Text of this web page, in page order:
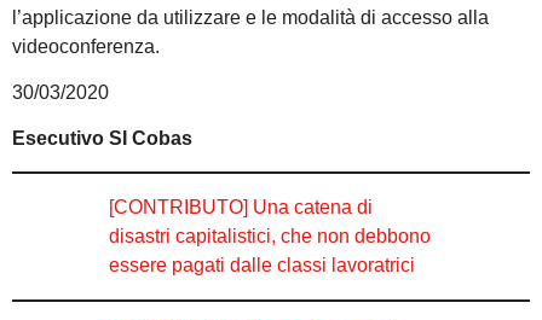
l’applicazione da utilizzare e le modalità di accesso alla
videoconferenza.
30/03/2020
Esecutivo SI Cobas
[CONTRIBUTO] Una catena di
disastri capitalistici, che non debbono
essere pagati dalle classi lavoratrici